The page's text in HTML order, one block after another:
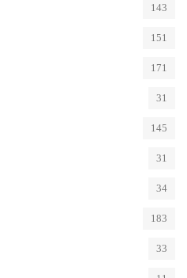
143
151
171
31
145
31
34
183
33